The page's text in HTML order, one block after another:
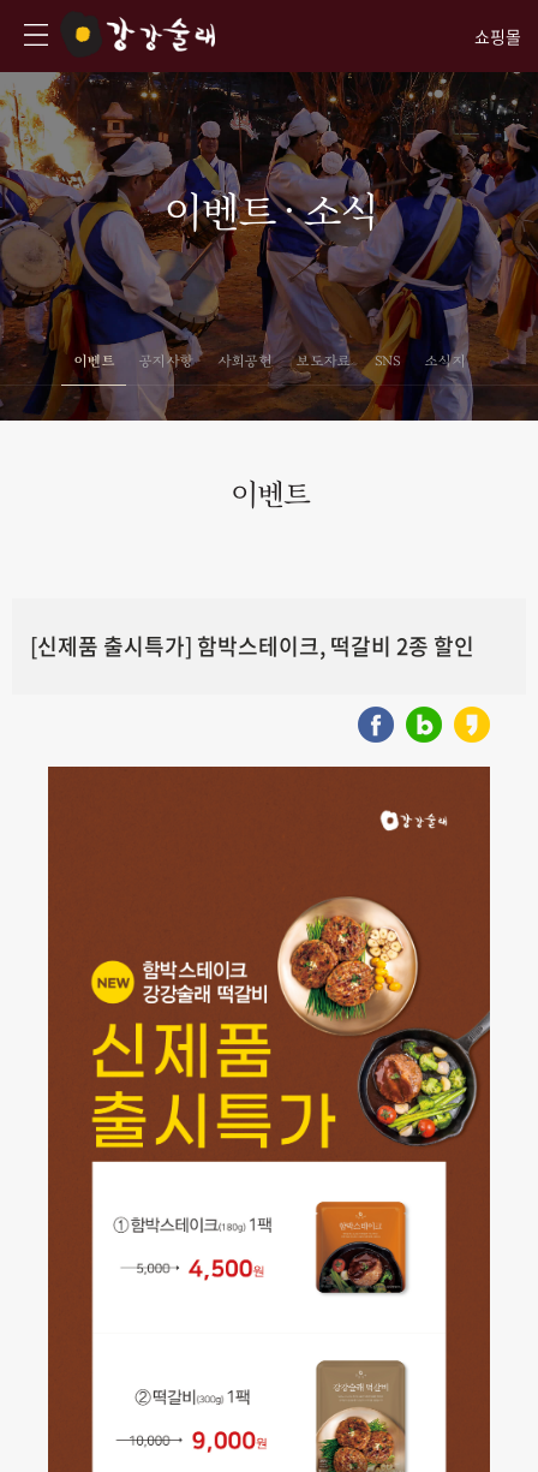
쇼핑몰
이벤트 · 소식
이벤트 공지사항 사회공헌 보도자료 SNS 소식지
이벤트
[신제품 출시특가] 함박스테이크, 떡갈비 2종 할인